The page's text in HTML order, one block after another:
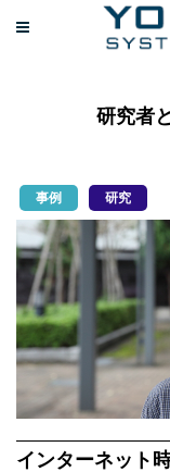
研究者
事例 研究
インターネット